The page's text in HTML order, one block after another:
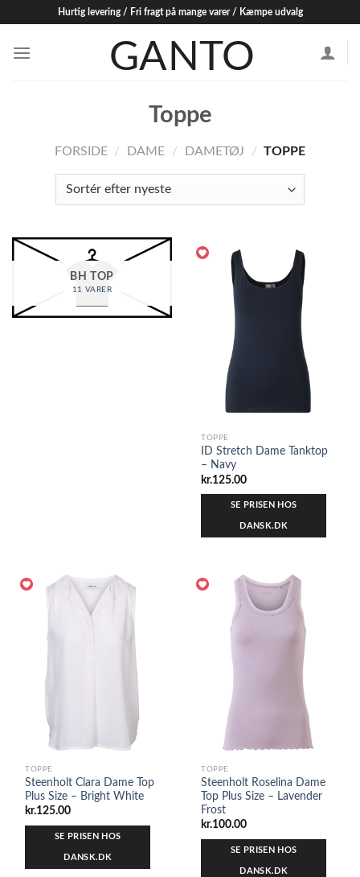
content
Hurtig levering / Fri fragt på mange varer / Kæmpe udvalg
Toppe
FORSIDE / DAME / DAMETØJ / TOPPE
BH TOP
11 VARER
TOPPE
ID Stretch Dame Tanktop
– Navy
kr.125.00
SE PRISEN HOS
DANSK.DK
TOPPE
Steenholt Clara Dame Top
Plus Size – Bright White
kr.125.00
SE PRISEN HOS
DANSK.DK
TOPPE
Steenholt Roselina Dame
Top Plus Size – Lavender
Frost
kr.100.00
SE PRISEN HOS
DANSK.DK